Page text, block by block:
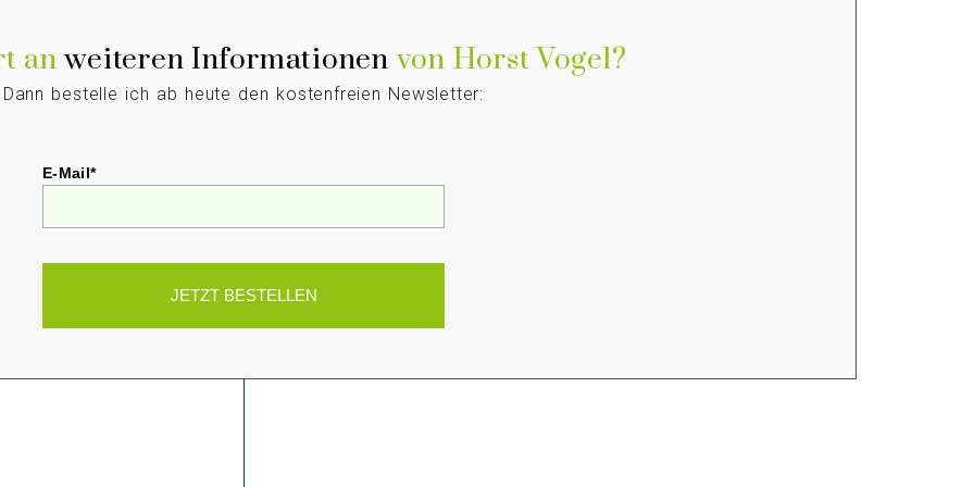
anweiteren Informationen von Horst Vogel?
Dann bestelle ich ab heute den kostenfreien Newsletter:
E-Mail*
JETZT BESTELLEN